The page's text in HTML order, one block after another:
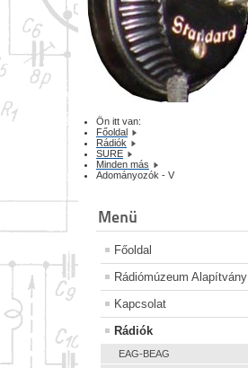
Ön itt van:
Főoldal
Rádiók
SURE
Minden más
Adományozók - V
Menü
Főoldal
Rádiómúzeum Alapítvány
Kapcsolat
Rádiók
EAG-BEAG